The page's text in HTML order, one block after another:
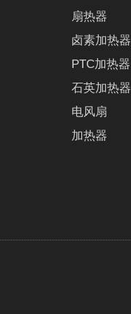
扇热器
卤素加热器
PTC加热器
石英加热器
电风扇
加热器